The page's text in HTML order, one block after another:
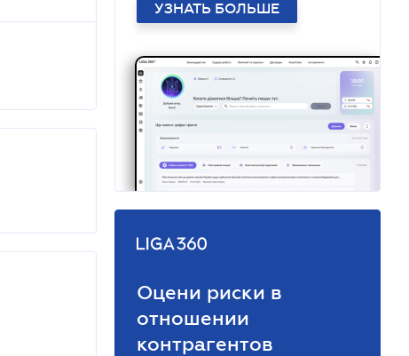
УЗНАТЬ БОЛЬШЕ
Оцени риски в
отношении
контрагентов